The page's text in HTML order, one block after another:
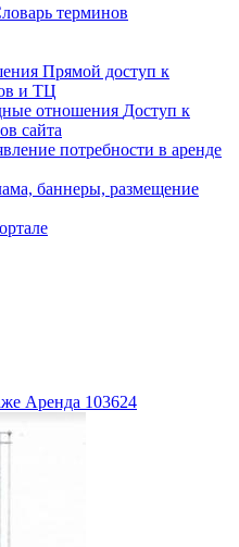
терминов
Прямой доступ к
и ТЦ
отношения Доступ к
сайта
потребности в аренде
баннеры, размещение
Аренда 103624